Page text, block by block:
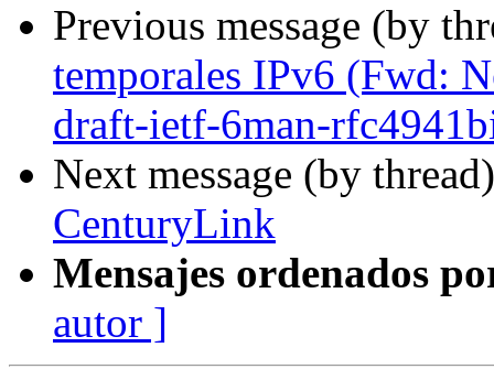
Previous message (by
temporales IPv6 (Fwd:
draft-ietf-6man-
Next message (by
CenturyLink
Mensajes ordenados
autor ]